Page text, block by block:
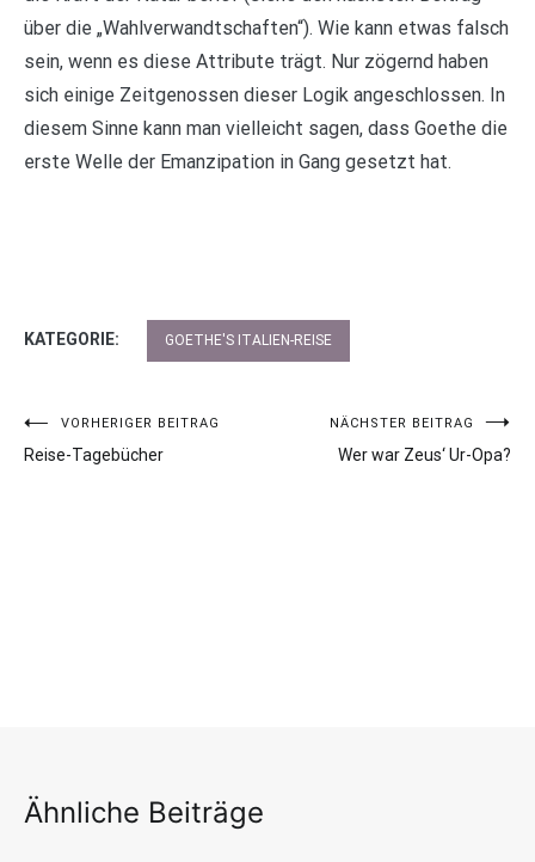
über die „Wahlverwandtschaften“). Wie kann etwas falsch
sein, wenn es diese Attribute trägt. Nur zögernd haben
sich einige Zeitgenossen dieser Logik angeschlossen. In
diesem Sinne kann man vielleicht sagen, dass Goethe die
erste Welle der Emanzipation in Gang gesetzt hat.
KATEGORIE: GOETHE'S ITALIEN-REISE
Beitragsnavigation
VORHERIGER BEITRAG
Reise-Tagebücher
NÄCHSTER BEITRAG
Wer war Zeus‘ Ur-Opa?
Ähnliche Beiträge